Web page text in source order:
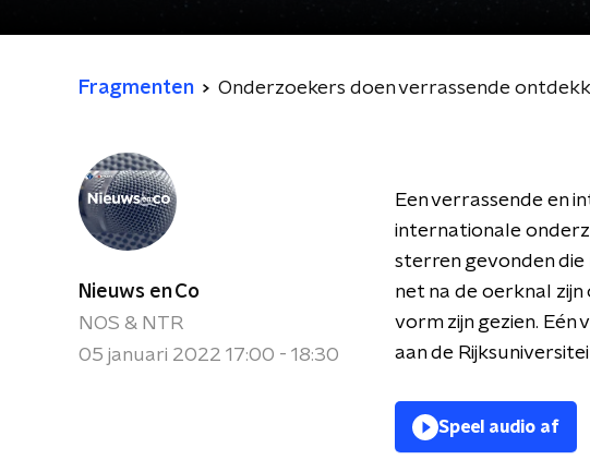
Fragmenten Onderzoekers doen verrassende
Nieuws en Co
NOS & NTR
05 januari 2022 17:00 - 18:30
Een verrassende en
internationale
sterren gevonden
net na de oerknal
vorm zijn gezien. Eén
aan de
Speel audio af